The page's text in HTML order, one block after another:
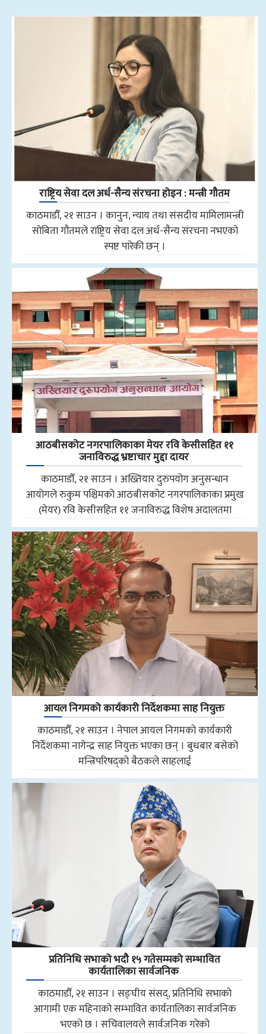
राष्ट्रिय सेवा दल अर्ध-सैन्य संरचना होइन : मन्त्री गौतम
काठमाडौँ, २१ साउन । कानुन, न्याय तथा संसदीय मामिलामन्त्री
सोबिता गौतमले राष्ट्रिय सेवा दल अर्ध-सैन्य संरचना नभएको
स्पष्ट पारेकी छन् ।
आठबीसकोट नगरपालिकाका मेयर रवि केसीसहित ११
जनाविरुद्ध भ्रष्टाचार मुद्दा दायर
काठमाडौँ, २१ साउन । अख्तियार दुरुपयोग अनुसन्धान
आयोगले रुकुम पश्चिमको आठबीसकोट नगरपालिकाका प्रमुख
(मेयर) रवि केसीसहित ११ जनाविरुद्ध विशेष अदालतमा
आयल निगमको कार्यकारी निर्देशकमा साह नियुक्त
काठमाडौँ, २१ साउन । नेपाल आयल निगमको कार्यकारी
निर्देशकमा नागेन्द्र साह नियुक्त भएका छन् । बुधबार बसेको
मन्त्रिपरिषद्को बैठकले साहलाई
प्रतिनिधि सभाको भदौ १५ गतेसम्मको सम्भावित
कार्यतालिका सार्वजनिक
काठमाडौँ, २१ साउन । सङ्घीय संसद्, प्रतिनिधि सभाको
आगामी एक महिनाको सम्भावित कार्यतालिका सार्वजनिक
भएको छ । सचिवालयले सार्वजनिक गरेको